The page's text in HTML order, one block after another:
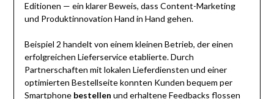
Editionen — ein klarer Beweis, dass Content-Marketing
und Produktinnovation Hand in Hand gehen.
Beispiel 2 handelt von einem kleinen Betrieb, der einen
erfolgreichen Lieferservice etablierte. Durch
Partnerschaften mit lokalen Lieferdiensten und einer
optimierten Bestellseite konnten Kunden bequem per
Smartphone bestellen und erhaltene Feedbacks flossen